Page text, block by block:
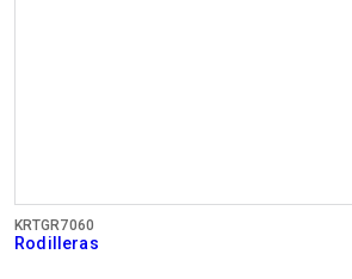
KRTGR7060
Rodilleras